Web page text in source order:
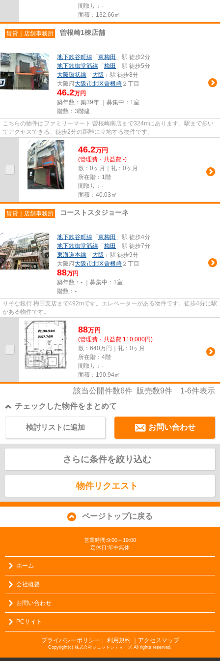
間取り：-
面積：132.66㎡
賃貸｜店舗事務所 曽根崎1棟店舗
地下鉄谷町線 「 東梅田 」駅 徒歩2分
地下鉄御堂筋線 「 梅田 」駅 徒歩5分
大阪環状線 「 大阪 」駅 徒歩8分
大阪府大阪市北区曾根崎 ２丁目
46.2万円
築年数：築39年 ｜募集中： 1室
階数：3階建
こちらの物件はファミリーマート 曽根崎南店まで324mにあります。駅まで歩い
てアクセスできる、徒歩2分の距離に立地する物件です。
46.2万円
(管理費・共益費 -)
敷：0ヶ月｜礼：0ヶ月
所在階：1階
間取り：-
面積：40.03㎡
賃貸｜店舗事務所 コーストスタジョーネ
地下鉄谷町線 「 東梅田 」駅 徒歩4分
地下鉄御堂筋線 「 梅田 」駅 徒歩7分
東海道本線 「 大阪 」駅 徒歩9分
大阪府大阪市北区曾根崎 ２丁目
88万円
築年数：- ｜募集中： 1室
階数：-
りそな銀行 梅田支店まで492mです。エレベーターがある物件です。徒歩4分に駅
がある物件です。
88万円
(管理費・共益費 110,000円)
敷：640万円｜礼：0ヶ月
所在階：4階
間取り：-
面積：190.94㎡
該当公開件数6件 販売数9件 1-6件表示
チェックした物件をまとめて
お問い合わせ
検討リストに追加
さらに条件を絞り込む
物件リクエスト
ページトップに戻る
営業時間:9:00～19:00
定休日:年中無休
ホーム
会社概要
お問い合わせ
PCサイト
プライバシーポリシー ｜ 利用規約 ｜アクセスマップ
Copyright(c) 株式会社ジェットシティーズ All rights reserved.